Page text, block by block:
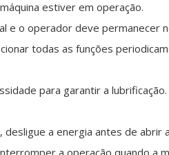
estiver em operação.
e o operador deve permanecer
todas as funções
para garantir a lubrificação.
a energia antes de abrir
a operação quando